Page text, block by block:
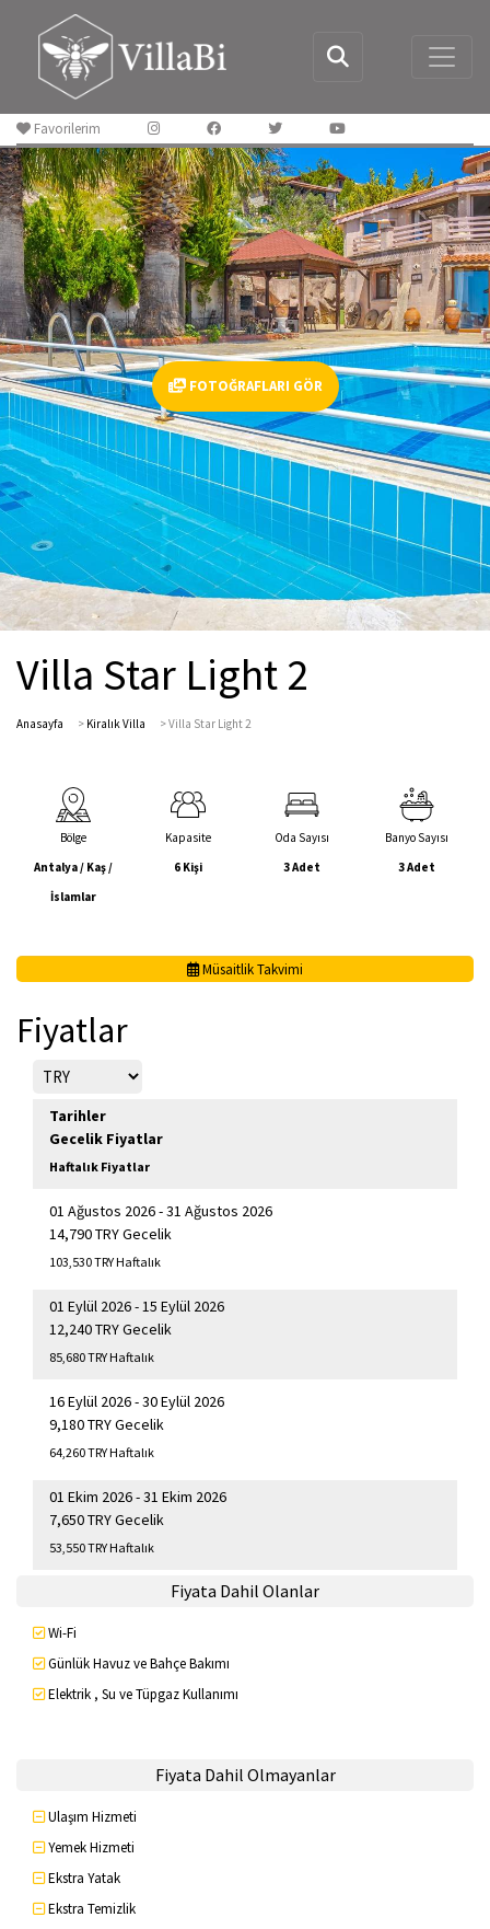
Favorilerim
FOTOĞRAFLARI GÖR
Villa Star Light 2
Anasayfa > Kiralık Villa >Villa Star Light 2
Bölge
Antalya / Kaş /
İslamlar
Kapasite
6 Kişi
Oda Sayısı
3 Adet
Banyo Sayısı
3 Adet
Müsaitlik Takvimi
Fiyatlar
Tarihler
Gecelik Fiyatlar
Haftalık Fiyatlar
01 Ağustos 2026 - 31 Ağustos 2026
14,790 TRY Gecelik
103,530 TRY Haftalık
01 Eylül 2026 - 15 Eylül 2026
12,240 TRY Gecelik
85,680 TRY Haftalık
16 Eylül 2026 - 30 Eylül 2026
9,180 TRY Gecelik
64,260 TRY Haftalık
01 Ekim 2026 - 31 Ekim 2026
7,650 TRY Gecelik
53,550 TRY Haftalık
Fiyata Dahil Olanlar
Wi-Fi
Günlük Havuz ve Bahçe Bakımı
Elektrik , Su ve Tüpgaz Kullanımı
Fiyata Dahil Olmayanlar
Ulaşım Hizmeti
Yemek Hizmeti
Ekstra Yatak
Ekstra Temizlik